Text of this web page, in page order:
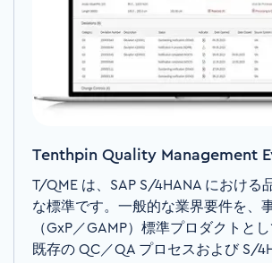
Tenthpin Quality Management
T/QME は、 SAP S/4HANA における
な標準です。 一般的な業界要件を、
（GxP ／GAMP）標準プロダクトとし
既存の QC ／QA プロセスおよびS/